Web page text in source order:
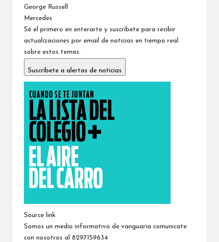
George Russell
Mercedes
Sé el primero en enterarte y suscríbete para recibir
actualizaciones por email de noticias en tiempo real
sobre estos temas.
Suscríbete a alertas de noticias
Source link
Somos un medio informativo de vanguaria comunicate
con nosotros al 8297159634